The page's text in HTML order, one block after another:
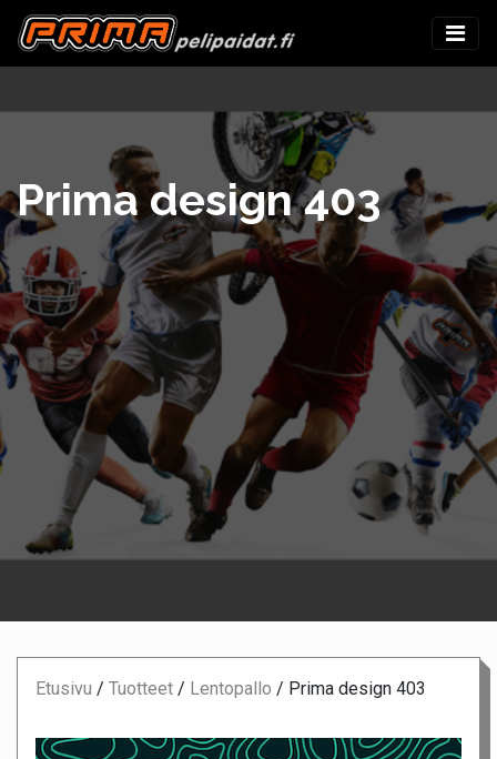
Prima design 403
Etusivu / Tuotteet / Lentopallo / Prima design 403